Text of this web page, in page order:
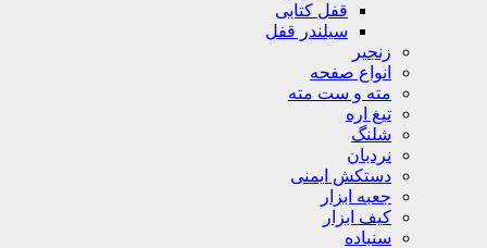
قفل کتابی
سیلندر قفل
زنجیر
انواع صفحه
مته و ست مته
تیغ اره
شلنگ
نردبان
دستکش ایمنی
جعبه ابزار
کیف ابزار
سنباده